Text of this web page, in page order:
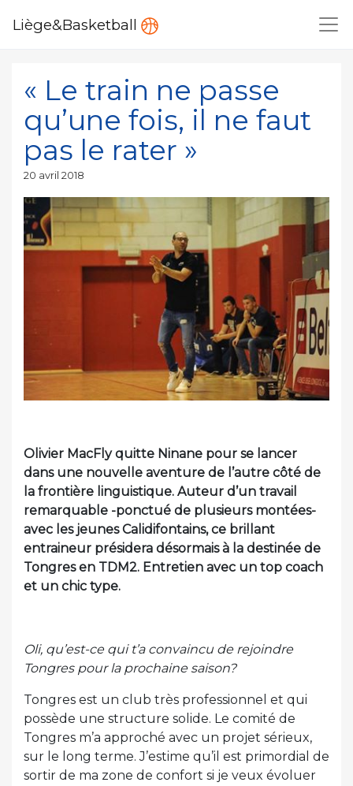
Liège&Basketball
« Le train ne passe
qu’une fois, il ne faut
pas le rater »
Publié
20 avril 2018
Olivier MacFly quitte Ninane pour se lancer
dans une nouvelle aventure de l’autre côté de
la frontière linguistique. Auteur d’un travail
remarquable -ponctué de plusieurs montées-
avec les jeunes Calidifontains, ce brillant
entraineur présidera désormais à la destinée de
Tongres en TDM2. Entretien avec un top coach
et un chic type.
Oli, qu’est-ce qui t’a convaincu de rejoindre
Tongres pour la prochaine saison?
Tongres est un club très professionnel et qui
possède une structure solide. Le comité de
Tongres m’a approché avec un projet sérieux,
sur le long terme. J’estime qu’il est primordial de
sortir de ma zone de confort si je veux évoluer